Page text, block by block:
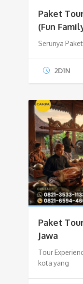
Paket
(Fun
Serunya
2D1N
Paket
Jawa
Tour
kota yang